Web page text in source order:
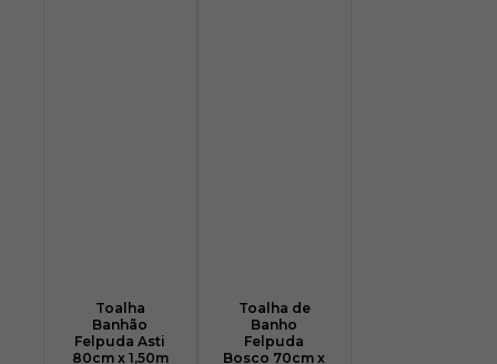
Toalha
Banhão
Felpuda Asti
80cm x 1,50m
Toalha de
Banho
Felpuda
Bosco 70cm x